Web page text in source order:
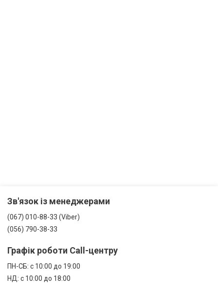
Зв'язок із менеджерами
(067) 010-88-33 (Viber)
(056) 790-38-33
Графік роботи Call-центру
ПН-СБ: с 10:00 до 19:00
НД: с 10:00 до 18:00